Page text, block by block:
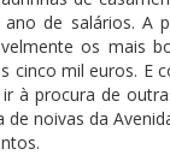
de salários. A
os mais
cinco mil euros.
à procura de
noivas da